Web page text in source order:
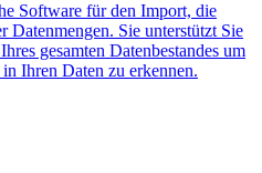
Software für den Import, die
Datenmengen. Sie unterstützt Sie
gesamten Datenbestandes um
Ihren Daten zu erkennen.